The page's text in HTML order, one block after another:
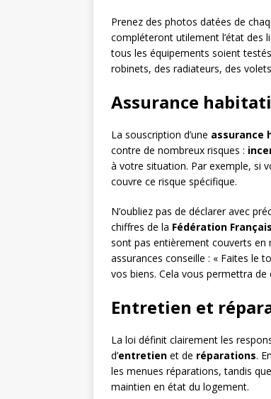
Prenez des photos datées de
compléteront utilement l’état des
tous les équipements soient
robinets, des radiateurs, des
Assurance
La souscription d’une assurance
contre de nombreux risques :
à votre situation. Par exemple, si
couvre ce risque spécifique.
N’oubliez pas de déclarer avec
chiffres de la Fédération
sont pas entièrement couverts en
assurances conseille : « Faites le
vos biens. Cela vous permettra
Entretien et
La loi définit clairement les
d’entretien et de réparations.
les menues réparations, tandis
maintien en état du logement.